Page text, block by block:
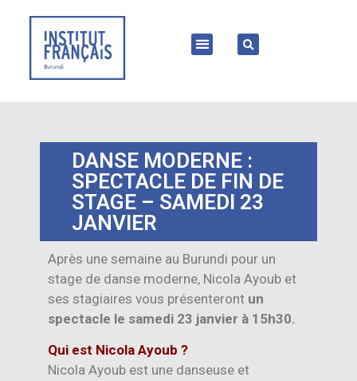
DANSE MODERNE :
SPECTACLE DE FIN DE
STAGE – SAMEDI 23
JANVIER
Après une semaine au Burundi pour un
stage de danse moderne, Nicola Ayoub et
ses stagiaires vous présenteront un
spectacle le samedi 23 janvier à 15h30.
Qui est Nicola Ayoub ?
Nicola Ayoub est une danseuse et